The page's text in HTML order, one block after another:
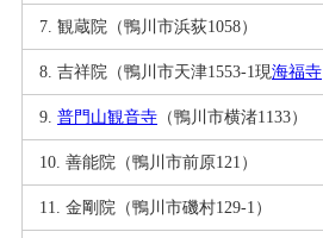
観蔵院（鴨川市浜荻1058）
吉祥院（鴨川市天津1553-1現海福寺
普門山観音寺 （鴨川市横渚1133）
善能院（鴨川市前原121）
金剛院（鴨川市磯村129-1）